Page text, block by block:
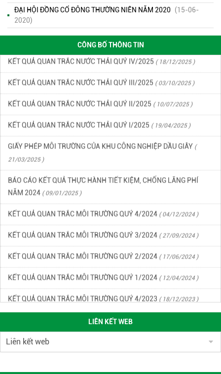
ĐẠI HỘI ĐỒNG CỔ ĐÔNG THƯỜNG NIÊN NĂM 2020 (15-06-
2020)
CÔNG BỐ THÔNG TIN
)
KẾT QUẢ QUAN TRẮC MÔI TRƯỜNG QUÝ 1 NĂM 2026
KẾT QUẢ QUAN TRẮC NƯỚC THẢI QUÝ IV/2025 ( 18/12/2025 )
KẾT QUẢ QUAN TRẮC NƯỚC THẢI QUÝ III/2025 ( 03/10/2025 )
KẾT QUẢ QUAN TRẮC NƯỚC THẢI QUÝ II/2025 ( 10/07/2025 )
KẾT QUẢ QUAN TRẮC NƯỚC THẢI QUÝ I/2025 ( 19/04/2025 )
GIẤY PHÉP MÔI TRƯỜNG CỦA KHU CÔNG NGHIỆP DẦU GIÂY (
21/03/2025 )
BÁO CÁO KẾT QUẢ THỰC HÀNH TIẾT KIỆM, CHỐNG LÃNG PHÍ
NĂM 2024 ( 09/01/2025 )
KẾT QUẢ QUAN TRẮC MÔI TRƯỜNG QUÝ 4/2024 ( 04/12/2024 )
KẾT QUẢ QUAN TRẮC MÔI TRƯỜNG QUÝ 3/2024 ( 27/09/2024 )
KẾT QUẢ QUAN TRẮC MÔI TRƯỜNG QUÝ 2/2024 ( 17/06/2024 )
KẾT QUẢ QUAN TRẮC MÔI TRƯỜNG QUÝ 1/2024 ( 12/04/2024 )
KẾT QUẢ QUAN TRẮC MÔI TRƯỜNG QUÝ 4/2023 ( 18/12/2023 )
KẾT QUẢ CHẤT LƯỢNG MÔI TRƯỜNG KCN DẦU GIÂY QUÝ 3/2023
22/09/2023 )
KẾT QUẢ CHẤT LƯỢNG MÔI TRƯỜNG KCN DẦU GIÂY QUÝ 2/2023 (
LIÊN KẾT WEB